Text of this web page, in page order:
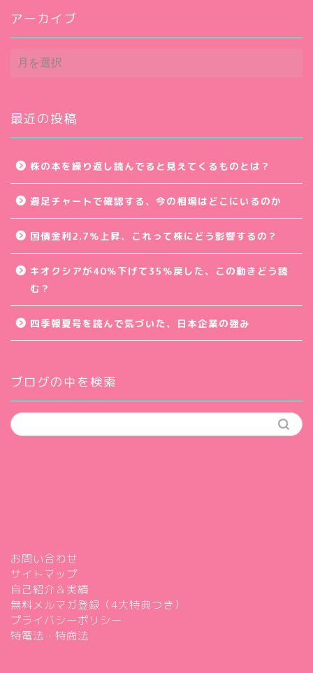
アーカイブ
ア
ー
ブ
最近の投稿
株の本を繰り返し読んでると見えてくるものとは？
週足チャートで確認する、今の相場はどこにいるのか
国債金利2.7％上昇、これって株にどう影響するの？
キオクシアが40％下げて35％戻した、この動きどう読
む？
四季報夏号を読んで気づいた、日本企業の強み
ブログの中を検索
お問い合わせ
サイトマップ
自己紹介＆実績
無料メルマガ登録（4大特典つき）
プライバシーポリシー
特電法・特商法